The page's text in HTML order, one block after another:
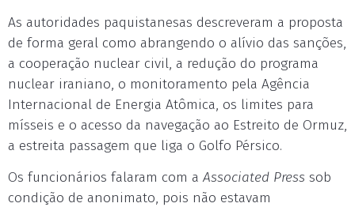
As autoridades paquistanesas descreveram a proposta
de forma geral como abrangendo o alívio das sanções,
a cooperação nuclear civil, a redução do programa
nuclear iraniano, o monitoramento pela Agência
Internacional de Energia Atômica, os limites para
mísseis e o acesso da navegação ao Estreito de Ormuz,
a estreita passagem que liga o Golfo Pérsico.
Os funcionários falaram com aAssociated Press sob
condição de anonimato, pois não estavam